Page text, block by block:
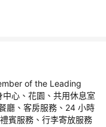
of the Leading
心、花園、共用休息室
廳、客房服務、24 小時
賓服務、行李寄放服務